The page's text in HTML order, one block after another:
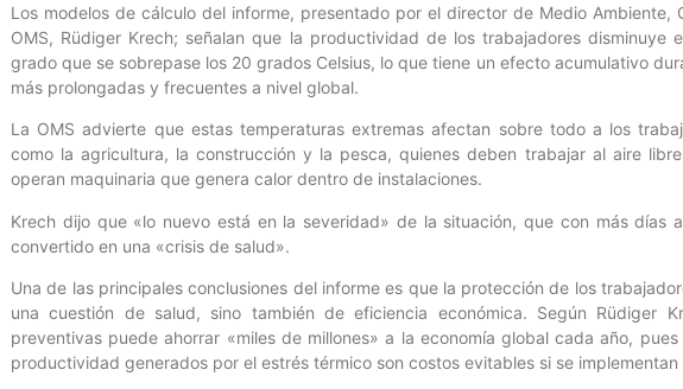
Los modelos de cálculo del informe, presentado por el director de Medio Ambiente,
OMS, Rüdiger Krech; señalan que la productividad de los trabajadores disminuye
grado que se sobrepase los 20 grados Celsius, lo que tiene un efecto acumulativo
más prolongadas y frecuentes a nivel global.
La OMS advierte que estas temperaturas extremas afectan sobre todo a los
como la agricultura, la construcción y la pesca, quienes deben trabajar al aire
operan maquinaria que genera calor dentro de instalaciones.
Krech dijo que «lo nuevo está en la severidad» de la situación, que con más días
convertido en una «crisis de salud».
Una de las principales conclusiones del informe es que la protección de los
una cuestión de salud, sino también de eficiencia económica. Según Rüdiger
preventivas puede ahorrar «miles de millones» a la economía global cada año,
productividad generados por el estrés térmico son costos evitables si se